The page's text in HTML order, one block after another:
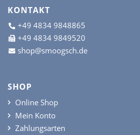
KONTAKT
+49 4834 9848865
+49 4834 9849520
shop@smoogsch.de
SHOP
Online Shop
Mein Konto
Zahlungsarten